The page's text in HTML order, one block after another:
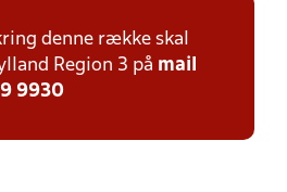
denne række skal
Region 3 på mail
9930